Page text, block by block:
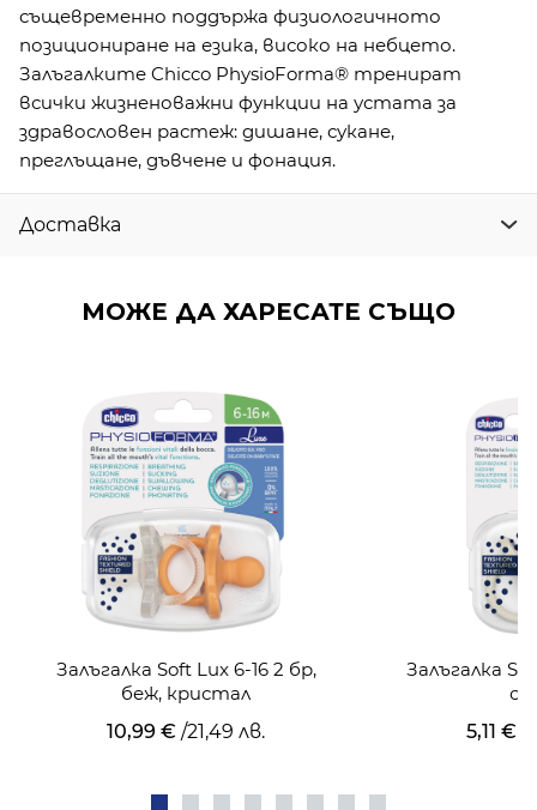
същевременно поддържа физиологичното
позициониране на езика, високо на небцето.
Залъгалките Chicco PhysioForma® тренират
всички жизненоважни функции на устата за
здравословен растеж: дишане, сукане,
преглъщане, дъвчене и фонация.
Доставка
МОЖЕ ДА ХАРЕСАТЕ СЪЩО
Залъгалка Soft Lux 6-16 2 бр,
беж, кристал
10,99 € /21,49 лв.
Залъгалка
5,11 €